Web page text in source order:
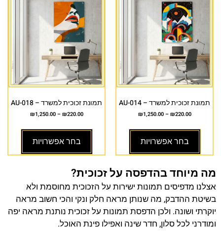
תמונת זכוכית למשרד – AU-014
₪220.00
–
₪1,250.00
בחר אפשרויות
תמונת זכוכית למשרד – AU-018
₪220.00
–
₪1,250.00
בחר אפשרויות
מה מיוחד בהדפסה על זכוכית?
אצלנו מדפיסים תמונות ישירות על הזכוכית מחוסמת ולא
בשיטת ההדבק, מה שנותן מראה חלק ונקי והכי חשוב מראה
יוקרתי ושונה. ולכן הדפסת תמונות על זכוכית נותנת מראה יפה
ומודרני לכל סלון, חדר שינה ואפילו פינת האוכל.